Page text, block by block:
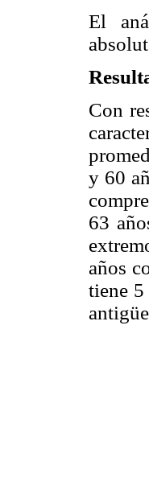
El
Con
y 60
63
años
tiene 5